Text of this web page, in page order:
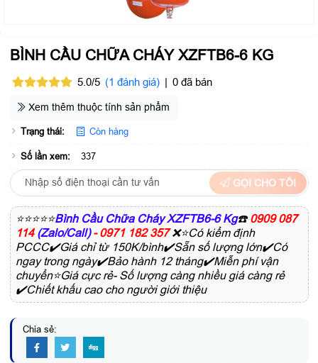
BÌNH CẦU CHỮA CHÁY XZFTB6-6 KG
5.0/5 (1 đánh giá) | 0 đã bán
Xem thêm thuộc tính sản phẩm
Trạng thái: Còn hàng
Số lần xem: 337
GỌI CHO TÔI
⭐⭐⭐⭐⭐Bình Cầu Chữa Cháy XZFTB6-6 Kg☎️ 0909 087
114 (Zalo/Call) - 0971 182 357 ❌⭐Có kiểm định
PCCC✔️Giá chỉ từ 150K/bình✔️Sẵn số lượng lớn✔️Có
ngay trong ngày✔️Bảo hành 12 tháng✔️Miễn phí vận
chuyển⭐Giá cực rẻ- Số lượng càng nhiều giá càng rẻ
✔️Chiết khấu cao cho người giới thiệu
Chia sẻ: